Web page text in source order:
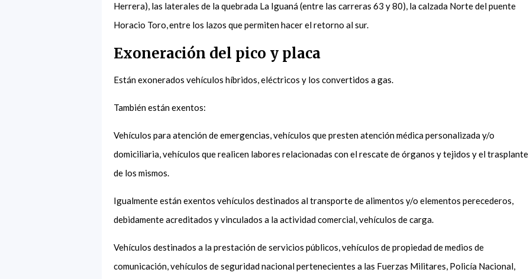
Herrera), las laterales de la quebrada La Iguaná (entre las carreras 63 y 80), la calzada Norte del puente
Horacio Toro, entre los lazos que permiten hacer el retorno al sur.
Exoneración del pico y placa
Están exonerados vehículos híbridos, eléctricos y los convertidos a gas.
También están exentos:
Vehículos para atención de emergencias, vehículos que presten atención médica personalizada y/o
domiciliaria, vehículos que realicen labores relacionadas con el rescate de órganos y tejidos y el trasplante
de los mismos.
Igualmente están exentos vehículos destinados al transporte de alimentos y/o elementos perecederos,
debidamente acreditados y vinculados a la actividad comercial, vehículos de carga.
Vehículos destinados a la prestación de servicios públicos, vehículos de propiedad de medios de
comunicación, vehículos de seguridad nacional pertenecientes a las Fuerzas Militares, Policía Nacional,